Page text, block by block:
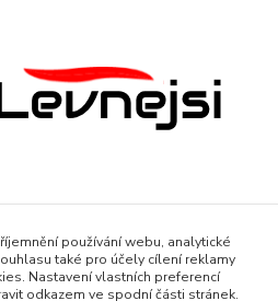
používání webu, analytické
také pro účely cílení reklamy
Nastavení vlastních preferencí
odkazem ve spodní části stránek.